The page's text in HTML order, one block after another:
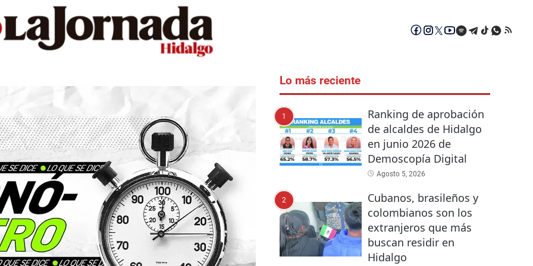
Lo más reciente
1
Ranking de aprobación
de alcaldes de Hidalgo
en junio 2026 de
Demoscopía Digital
Agosto 5, 2026
2
Cubanos, brasileños y
colombianos son los
extranjeros que más
buscan residir en
Hidalgo